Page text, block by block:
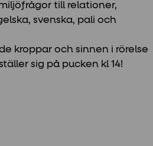
till relationer,
svenska, pali och
kroppar och sinnen i rörelse
sig på pucken kl 14!